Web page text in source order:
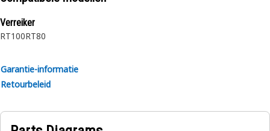
Verreiker
RT100RT80
Garantie-informatie
Retourbeleid